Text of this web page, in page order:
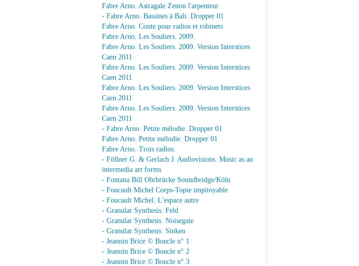
Fabre Arno. Astragale Zenon l'arpenteur
- Fabre Arno. Bassines à Bali. Dropper 01
Fabre Arno. Conte pour radios et robinets
Fabre Arno. Les Souliers. 2009.
Fabre Arno. Les Souliers. 2009. Version Interstices
Caen 2011
Fabre Arno. Les Souliers. 2009. Version Interstices
Caen 2011
Fabre Arno. Les Souliers. 2009. Version Interstices
Caen 2011
Fabre Arno. Les Souliers. 2009. Version Interstices
Caen 2011
- Fabre Arno. Petite mélodie. Dropper 01
Fabre Arno. Petite mélodie. Dropper 01
Fabre Arno. Trois radios.
- Föllner G. & Gerlach J. Audiovisions. Music as an
intermedia art forms
- Fontana Bill Ohrbrücke Soundbridge/Köln
- Foucault Michel Corps-Topie impitoyable
- Foucault Michel. L'espace autre
- Granular Synthesis. Feld
- Granular Synthesis. Noisegate
- Granular Synthesis. Sinken
- Jeannin Brice © Boucle n° 1
- Jeannin Brice © Boucle n° 2
- Jeannin Brice © Boucle n° 3